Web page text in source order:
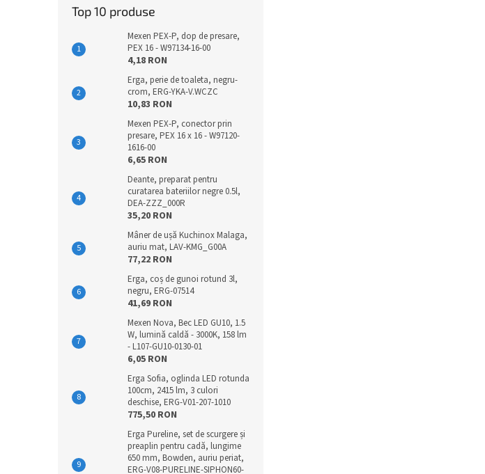
Top 10 produse
Mexen PEX-P, dop de presare,
PEX 16 - W97134-16-00
4,18 RON
Erga, perie de toaleta, negru-
crom, ERG-YKA-V.WCZC
10,83 RON
Mexen PEX-P, conector prin
presare, PEX 16 x 16 - W97120-
1616-00
6,65 RON
Deante, preparat pentru
curatarea bateriilor negre 0.5l,
DEA-ZZZ_000R
35,20 RON
Mâner de ușă Kuchinox Malaga,
auriu mat, LAV-KMG_G00A
77,22 RON
Erga, coș de gunoi rotund 3l,
negru, ERG-07514
41,69 RON
Mexen Nova, Bec LED GU10, 1.5
W, lumină caldă - 3000K, 158 lm
- L107-GU10-0130-01
6,05 RON
Erga Sofia, oglinda LED rotunda
100cm, 2415 lm, 3 culori
deschise, ERG-V01-207-1010
775,50 RON
Erga Pureline, set de scurgere și
preaplin pentru cadă, lungime
650 mm, Bowden, auriu periat,
ERG-V08-PURELINE-SIPHON60-